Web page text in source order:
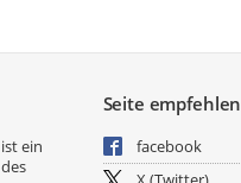
ein
Seite empfehlen
facebook